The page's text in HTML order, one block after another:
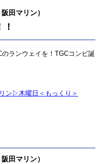
田マリン）
ランウェイを！TGCコンビ誕
ン▷木曜日＜もっくり＞
田マリン）